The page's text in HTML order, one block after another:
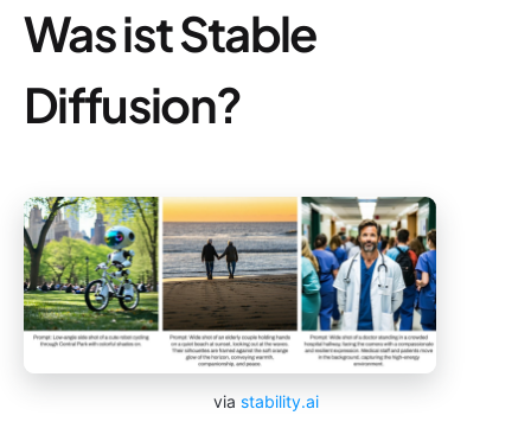
Was ist Stable
Diffusion?
via stability.ai